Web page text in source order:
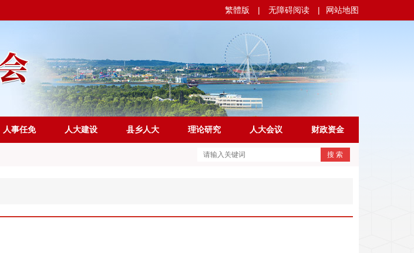
繁體版 | 无障碍阅读 | 网站地图
人事任免 人大建设 县乡人大 理论研究 人大会议 财政资金
搜 索